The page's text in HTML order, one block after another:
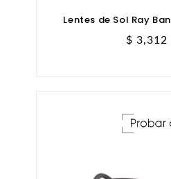
Lentes de Sol Ray
Precio
$ 3,312